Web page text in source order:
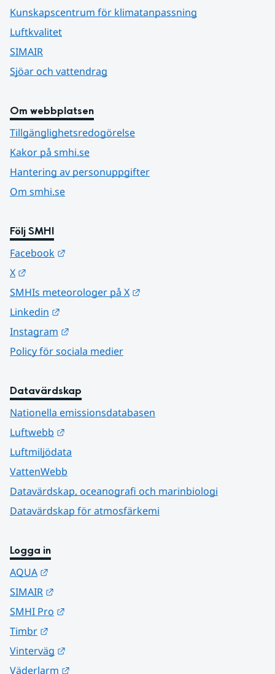
Kunskapscentrum för klimatanpassning
Luftkvalitet
SIMAIR
Sjöar och vattendrag
Om webbplatsen
Tillgänglighetsredogörelse
Kakor på smhi.se
Hantering av personuppgifter
Om smhi.se
Följ SMHI
Facebook
X
SMHIs meteorologer på X
Linkedin
Instagram
Policy för sociala medier
Datavärdskap
Nationella emissionsdatabasen
Luftwebb
Luftmiljödata
VattenWebb
Datavärdskap, oceanografi och marinbiologi
Datavärdskap för atmosfärkemi
Logga in
AQUA
SIMAIR
SMHI Pro
Timbr
Vinterväg
Väderlarm